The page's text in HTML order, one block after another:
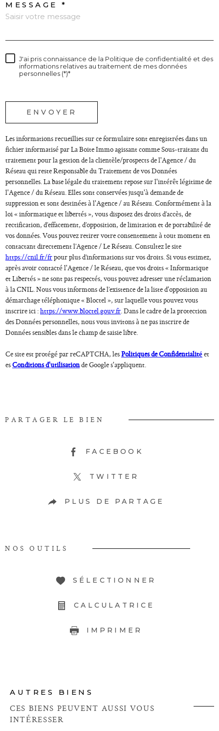
MESSAGE *
J'ai pris connaissance de la Politique de confidentialité et des
informations relatives au traitement de mes données
personnelles (*)*
ENVOYER
Les informations recueillies sur ce formulaire sont enregistrées dans un
fichier informatisé par La Boite Immo agissant comme Sous-traitant du
traitement pour la gestion de la clientèle/prospects de l'Agence / du
Réseau qui reste Responsable du Traitement de vos Données
personnelles. La base légale du traitement repose sur l'intérêt légitime de
l'Agence / du Réseau. Elles sont conservées jusqu'à demande de
suppression et sont destinées à l'Agence / au Réseau. Conformément à la
loi « informatique et libertés », vous disposez des droits d’accès, de
rectification, d’effacement, d’opposition, de limitation et de portabilité de
vos données. Vous pouvez retirer votre consentement à tout moment en
contactant directement l’Agence / Le Réseau. Consultez le site
https://cnil.fr/frpour plus d’informations sur vos droits. Si vous estimez,
après avoir contacté l'Agence / le Réseau, que vos droits « Informatique
et Libertés » ne sont pas respectés, vous pouvez adresser une réclamation
à la CNIL. Nous vous informons de l’existence de la liste d'opposition au
démarchage téléphonique « Bloctel », sur laquelle vous pouvez vous
inscrire ici :https://www.bloctel.gouv.fr. Dans le cadre de la protection
des Données personnelles, nous vous invitons à ne pas inscrire de
Données sensibles dans le champ de saisie libre.
Ce site est protégé par reCAPTCHA, lesPolitiques de Confidentialitéet
esConditions d'utilisationde Google s'appliquent.
PARTAGER LE BIEN
FACEBOOK
TWITTER
PLUS DE PARTAGE
NOS OUTILS
SÉLECTIONNER
CALCULATRICE
IMPRIMER
AUTRES BIENS
CES BIENS PEUVENT AUSSI VOUS
INTÉRESSER